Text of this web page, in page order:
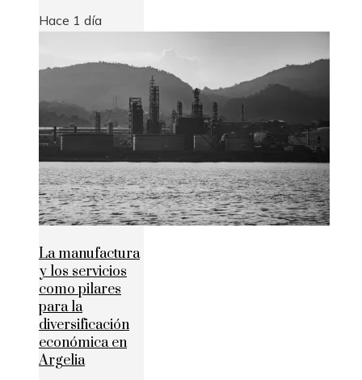
Hace 1 día
La manufactura
y los servicios
como pilares
para la
diversificación
económica en
Argelia